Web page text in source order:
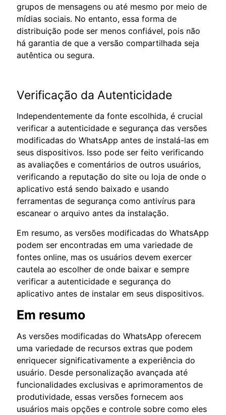
grupos de mensagens ou até mesmo por meio de
mídias sociais. No entanto, essa forma de
distribuição pode ser menos confiável, pois não
há garantia de que a versão compartilhada seja
autêntica ou segura.
Verificação da Autenticidade
Independentemente da fonte escolhida, é crucial
verificar a autenticidade e segurança das versões
modificadas do WhatsApp antes de instalá-las em
seus dispositivos. Isso pode ser feito verificando
as avaliações e comentários de outros usuários,
verificando a reputação do site ou loja de onde o
aplicativo está sendo baixado e usando
ferramentas de segurança como antivírus para
escanear o arquivo antes da instalação.
Em resumo, as versões modificadas do WhatsApp
podem ser encontradas em uma variedade de
fontes online, mas os usuários devem exercer
cautela ao escolher de onde baixar e sempre
verificar a autenticidade e segurança do
aplicativo antes de instalar em seus dispositivos.
Em resumo
As versões modificadas do WhatsApp oferecem
uma variedade de recursos extras que podem
enriquecer significativamente a experiência do
usuário. Desde personalização avançada até
funcionalidades exclusivas e aprimoramentos de
produtividade, essas versões fornecem aos
usuários mais opções e controle sobre como eles